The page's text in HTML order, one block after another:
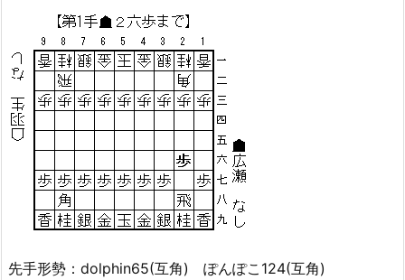
先手形勢：dolphin65(互角) ぽんぽこ124(互角)